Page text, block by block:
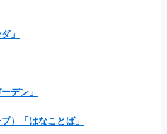
」
デン」
）「はなことば」